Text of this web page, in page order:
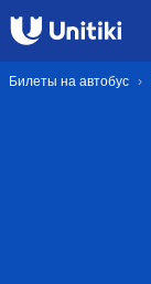
Билеты на автобус